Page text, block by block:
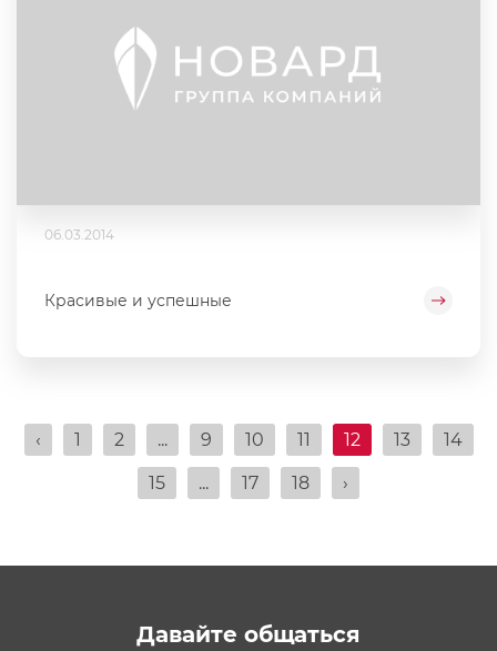
06.03.2014
Красивые и успешные
‹ 1 2 ... 9 10 11 12 13 14
15 ... 17 18 ›
Давайте общаться